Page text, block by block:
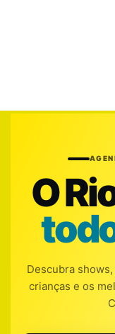
O
Descubra
crianças e os